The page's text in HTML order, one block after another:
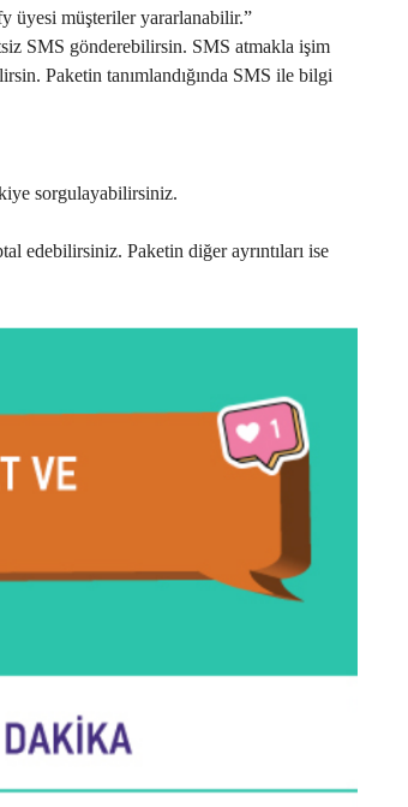
üyesi müşteriler yararlanabilir.”
SMS gönderebilirsin. SMS atmakla işim
Paketin tanımlandığında SMS ile bilgi
sorgulayabilirsiniz.
edebilirsiniz. Paketin diğer ayrıntıları ise